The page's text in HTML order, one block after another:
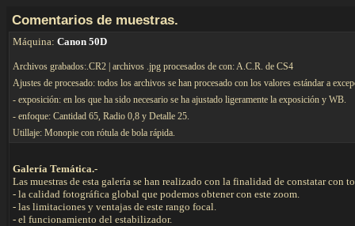
Comentarios de muestras.
Máquina: Canon 50D
Archivos grabados:.CR2 | archivos .jpg procesados de con: A.C.R. de CS4
Ajustes de procesado: todos los archivos se han procesado con los valores estándar a
- exposición: en los que ha sido necesario se ha ajustado ligeramente la exposición y WB.
- enfoque: Cantidad 65, Radio 0,8 y Detalle 25.
Utillaje: Monopie con rótula de bola rápida.
Galería Temática.-
Las muestras de esta galería se han realizado con la finalidad de constatar con
- la calidad fotográfica global que podemos obtener con este zoom.
- las limitaciones y ventajas de este rango focal.
- el funcionamiento del estabilizador.